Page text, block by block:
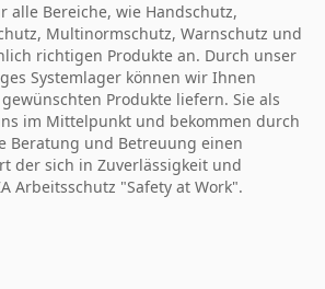
alle Bereiche, wie Handschutz,
Multinormschutz, Warnschutz und
richtigen Produkte an. Durch unser
Systemlager können wir Ihnen
Produkte liefern. Sie als
im Mittelpunkt und bekommen durch
Beratung und Betreuung einen
der sich in Zuverlässigkeit und
Arbeitsschutz "Safety at Work".